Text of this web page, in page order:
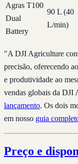
Agras T100
Dual
Battery
90 L (40
L/min)
"A DJI Agriculture
precisão, oferecendo
e produtividade ao
vendas globais da DJI
lançamento. Os dois
em nosso guia
Preço e